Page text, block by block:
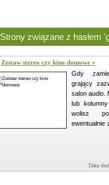
Strony związane z hasłem
Zestaw stereo czy kino domowe »
Gdy
grający
salon audio.
lub
wolisz
ewentualnie
Data